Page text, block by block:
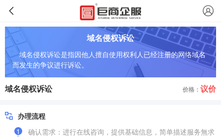
域名侵权诉讼
域名侵权诉讼是指因他人擅自使用权利人已经注册的网络域名
而发生的争议进行诉讼。
域名侵权诉讼 价格： 议价
办理流程
1
确认需求：进行在线咨询，提供基础信息，简单描述服务無求